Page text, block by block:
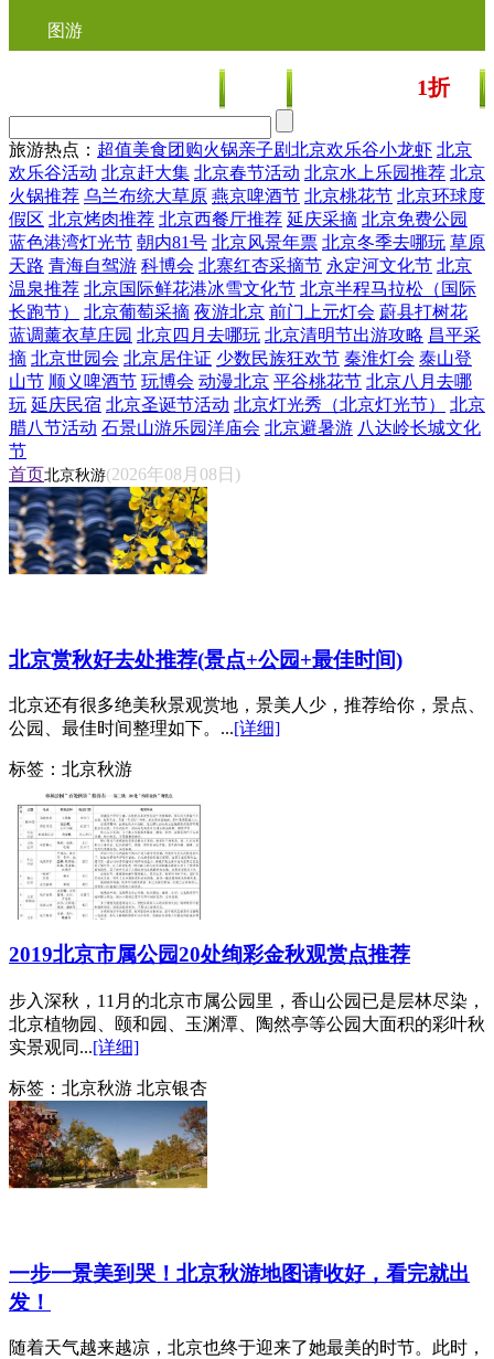
图游
1折起
旅游热点： 超值美食团购火锅亲子剧北京欢乐谷小龙虾 北京
欢乐谷活动 北京赶大集 北京春节活动 北京水上乐园推荐 北京
火锅推荐 乌兰布统大草原 燕京啤酒节 北京桃花节 北京环球度
假区 北京烤肉推荐 北京西餐厅推荐 延庆采摘 北京免费公园
蓝色港湾灯光节 朝内81号 北京风景年票 北京冬季去哪玩 草原
天路 青海自驾游 科博会 北寨红杏采摘节 永定河文化节 北京
温泉推荐 北京国际鲜花港冰雪文化节 北京半程马拉松（国际
长跑节）
北京葡萄采摘 夜游北京 前门上元灯会 蔚县打树花
蓝调薰衣草庄园 北京四月去哪玩 北京清明节出游攻略 昌平采
摘 北京世园会 北京居住证 少数民族狂欢节 秦淮灯会 泰山登
山节 顺义啤酒节 玩博会 动漫北京 平谷桃花节 北京八月去哪
玩 延庆民宿 北京圣诞节活动 北京灯光秀（北京灯光节）
北京
腊八节活动 石景山游乐园洋庙会 北京避暑游 八达岭长城文化
节
首页北京秋游(2026年08月08日)
北京赏秋好去处推荐(景点+公园+最佳时间)
北京还有很多绝美秋景观赏地，景美人少，推荐给你，景点、
公园、最佳时间整理如下。...[详细]
标签： 北京秋游
2019北京市属公园20处绚彩金秋观赏点推荐
步入深秋，11月的北京市属公园里，香山公园已是层林尽染，
北京植物园、颐和园、玉渊潭、陶然亭等公园大面积的彩叶秋
实景观同...[详细]
标签： 北京秋游 北京银杏
一步一景美到哭！北京秋游地图请收好，看完就出
发！
随着天气越来越凉，北京也终于迎来了她最美的时节。此时，